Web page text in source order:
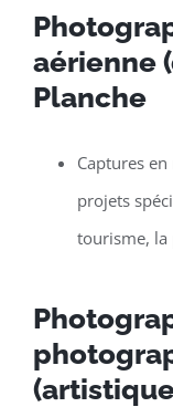
aérienne
Planche
Captures
projets
tourisme, la